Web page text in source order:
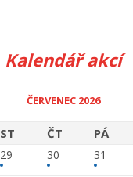
Kalendář akcí
ČERVENEC 2026
ST ČT PÁ
29 30 31